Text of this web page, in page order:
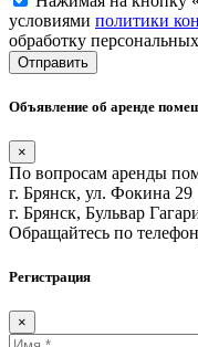
условиями политики
обработку
Отправить
Объявление об аренде
×
По вопросам аренды
г. Брянск, ул. Фокина 29
г. Брянск, Бульвар
Обращайтесь по
Регистрация
×